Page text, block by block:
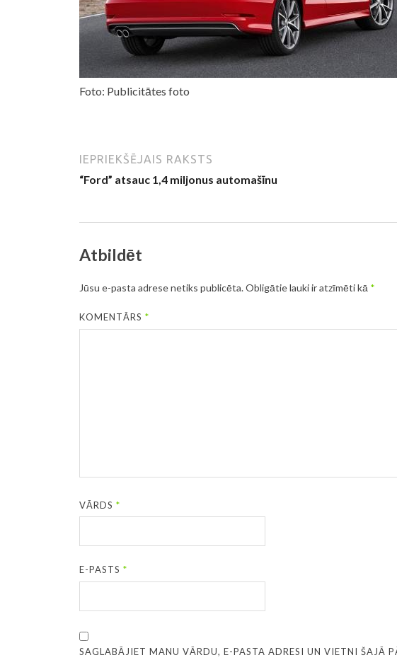
Foto: Publicitātes foto
IEPRIEKŠĒJAIS RAKSTS
“Ford” atsauc 1,4 miljonus automašīnu
Atbildēt
Jūsu e-pasta adrese netiks publicēta.Obligātie lauki ir atzīmēti kā *
KOMENTĀRS*
VĀRDS*
E-PASTS*
SAGLABĀJIET MANU VĀRDU, E-PASTA ADRESI UN VIETNI ŠAJĀ